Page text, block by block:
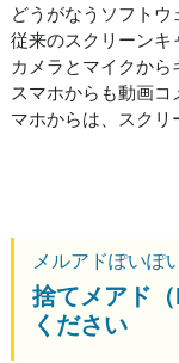
どうがなうソフトウ
従来のスクリーンキ
カメラとマイクから
スマホからも動画
マホからは、スクリ
メルアドぽいぽ
捨てメアド
ください